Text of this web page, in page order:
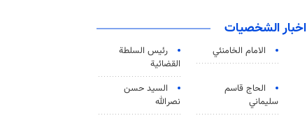
اخبار الشخصيات
الامام الخامنئي
رئیس السلطة
القضائیة
الحاج قاسم
سليماني
السيد حسن
نصرالله